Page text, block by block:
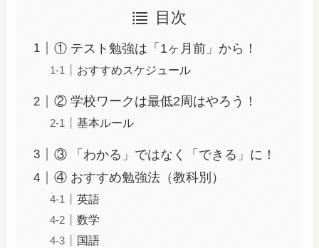
目次
① テスト勉強は「1ヶ月前」から！
おすすめスケジュール
② 学校ワークは最低2周はやろう！
基本ルール
③ 「わかる」ではなく「できる」に！
④ おすすめ勉強法（教科別）
英語
数学
国語